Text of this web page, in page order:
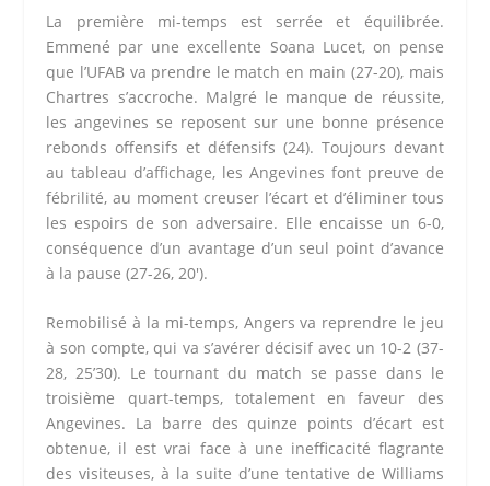
La première mi-temps est serrée et équilibrée.
Emmené par une excellente Soana Lucet, on pense
que l’UFAB va prendre le match en main (27-20), mais
Chartres s’accroche. Malgré le manque de réussite,
les angevines se reposent sur une bonne présence
rebonds offensifs et défensifs (24). Toujours devant
au tableau d’affichage, les Angevines font preuve de
fébrilité, au moment creuser l’écart et d’éliminer tous
les espoirs de son adversaire. Elle encaisse un 6-0,
conséquence d’un avantage d’un seul point d’avance
à la pause (27-26, 20′).
Remobilisé à la mi-temps, Angers va reprendre le jeu
à son compte, qui va s’avérer décisif avec un 10-2 (37-
28, 25’30). Le tournant du match se passe dans le
troisième quart-temps, totalement en faveur des
Angevines. La barre des quinze points d’écart est
obtenue, il est vrai face à une inefficacité flagrante
des visiteuses, à la suite d’une tentative de Williams